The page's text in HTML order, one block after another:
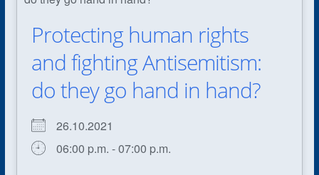
Protecting human rights
and fighting Antisemitism:
do they go hand in hand?
26.10.2021
06:00 p.m. - 07:00 p.m.